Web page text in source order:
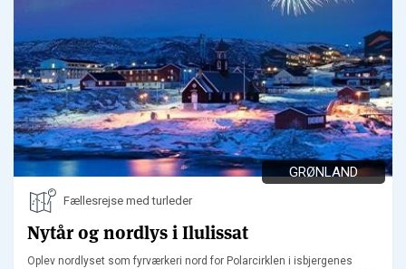
GRØNLAND
Fællesrejse med turleder
Nytår og nordlys i Ilulissat
Oplev nordlyset som fyrværkeri nord for Polarcirklen i isbjergenes